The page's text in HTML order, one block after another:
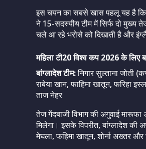
इस चयन का सबसे खास पहलू यह है कि
ने 15-सदस्यीय टीम में सिर्फ दो मुख्य
चले आ रहे भरोसे को दिखाती है और
महिला टी20 विश्व कप 2026 के लिए
बांग्लादेश टीम:निगार सुल्ताना जोती
राबेया खान, फाहिमा खातून, फरिहा
ताज नेहर
तेज गेंदबाजी विभाग की अगुवाई
मिलेगा। इसके विपरीत, बांग्लादेश की
मेघला, फहिमा खातून, शोर्ना अख्तर